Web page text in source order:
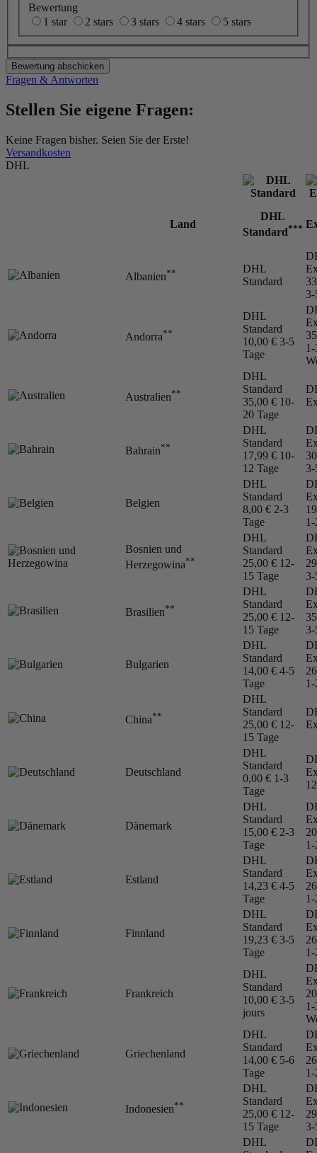
Bewertung
1 star
2 stars 3 stars 4 stars 5 stars
Bewertung abschicken
Fragen & Antworten
Stellen Sie eigene Fragen:
Keine Fragen bisher. Seien Sie der Erste!
Versandkosten
DHL
Land
DHL
Standard***
Albanien**
DHL
Standard
3-
Andorra**
DHL
Standard
10,00 € 3-5
Tage
1-
Australien**
DHL
Standard
35,00 € 10-
20 Tage
Bahrain**
DHL
Standard
17,99 € 10-
12 Tage
3-
Belgien
DHL
Standard
8,00 € 2-3
Tage
1-
Bosnien und
Herzegowina**
DHL
Standard
25,00 € 12-
15 Tage
3-
Brasilien**
DHL
Standard
25,00 € 12-
15 Tage
3-
Bulgarien
DHL
Standard
14,00 € 4-5
Tage
1-
China**
DHL
Standard
25,00 € 12-
15 Tage
Deutschland
DHL
Standard
0,00 € 1-3
Tage
Dänemark
DHL
Standard
15,00 € 2-3
Tage
1-
Estland
DHL
Standard
14,23 € 4-5
Tage
1-
Finnland
DHL
Standard
19,23 € 3-5
Tage
1-
Frankreich
DHL
Standard
10,00 € 3-5
jours
1-
Griechenland
DHL
Standard
14,00 € 5-6
Tage
1-
Indonesien**
DHL
Standard
25,00 € 12-
15 Tage
3-
DHL